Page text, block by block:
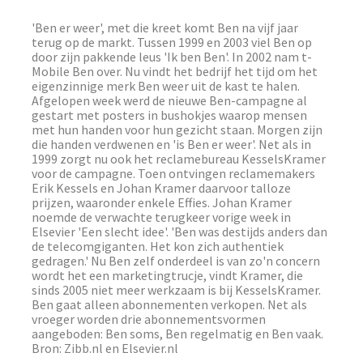
'Ben er weer', met die kreet komt Ben na vijf jaar
terug op de markt. Tussen 1999 en 2003 viel Ben op
door zijn pakkende leus 'Ik ben Ben'. In 2002 nam t-
Mobile Ben over. Nu vindt het bedrijf het tijd om het
eigenzinnige merk Ben weer uit de kast te halen.
Afgelopen week werd de nieuwe Ben-campagne al
gestart met posters in bushokjes waarop mensen
met hun handen voor hun gezicht staan. Morgen zijn
die handen verdwenen en 'is Ben er weer'. Net als in
1999 zorgt nu ook het reclamebureau KesselsKramer
voor de campagne. Toen ontvingen reclamemakers
Erik Kessels en Johan Kramer daarvoor talloze
prijzen, waaronder enkele Effies. Johan Kramer
noemde de verwachte terugkeer vorige week in
Elsevier 'Een slecht idee'. 'Ben was destijds anders dan
de telecomgiganten. Het kon zich authentiek
gedragen.' Nu Ben zelf onderdeel is van zo'n concern
wordt het een marketingtrucje, vindt Kramer, die
sinds 2005 niet meer werkzaam is bij KesselsKramer.
Ben gaat alleen abonnementen verkopen. Net als
vroeger worden drie abonnementsvormen
aangeboden: Ben soms, Ben regelmatig en Ben vaak.
Bron: Zibb.nl en Elsevier.nl